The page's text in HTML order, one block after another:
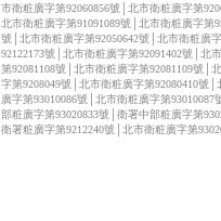
市衛粧廣字第92060856號│北市衛粧廣字第
北市衛粧廣字第91091089號│北市衛粧廣字第
號│北市衛粧廣字第92050642號│北市衛粧廣
92122173號│北市衛粧廣字第92091402號│北
第92081108號│北市衛粧廣字第92081109號│
字第9208049號│北市衛粧廣字第92080410號
廣字第93010086號│北市衛粧廣字第
部粧廣字第93020833號│衛署中部粧廣字第
衛署粧廣字第9212240號│北市衛粧廣字第